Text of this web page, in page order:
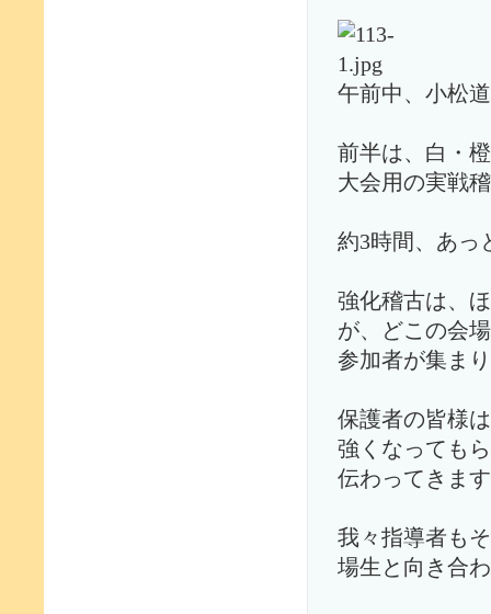
午前中、小松
前半は、白・
大会用の実戦
約3時間、あっ
強化稽古は、
が、どこの会
参加者が集ま
保護者の皆様
強くなっても
伝わってきま
我々指導者も
場生と向き合